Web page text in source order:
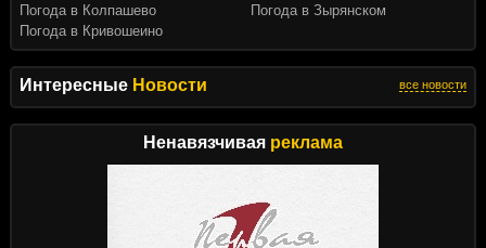
Интересные Новости все новости
Ненавязчивая реклама
Погода в Колпашево
Погода в Кривошеино
Погода в Зырянском